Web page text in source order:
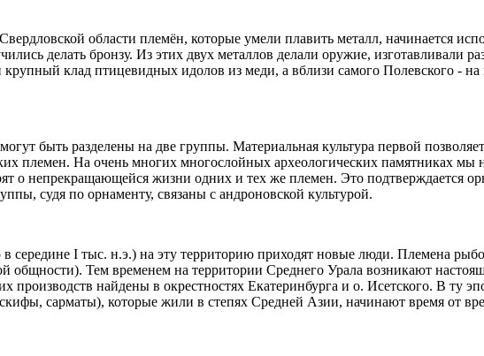
области племён, которые умели плавить металл, начинается
делать бронзу. Из этих двух металлов делали оружие,
крупный клад птицевидных идолов из меди, а вблизи самого Полевского -
быть разделены на две группы. Материальная культура первой
племен. На очень многих многослойных археологических памятниках мы
о непрекращающейся жизни одних и тех же племен. Это подтверждается
судя по орнаменту, связаны с андроновской культурой.
середине I тыс. н.э.) на эту территорию приходят новые люди. Племена
общности). Тем временем на территории Среднего Урала возникают
найдены в окрестностях Екатеринбурга и о. Исетского. В ту
сарматы), которые жили в степях Средней Азии, начинают время от